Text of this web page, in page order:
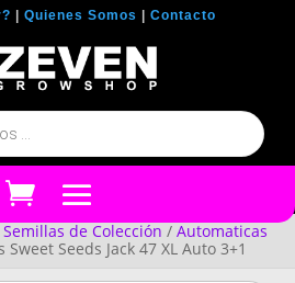
Quienes Somos Contacto
Semillas de Colección /Automaticas
Sweet Seeds Jack 47 XL Auto 3+1